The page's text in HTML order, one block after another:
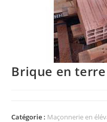
Brique en
Catégorie : Maçonnerie en